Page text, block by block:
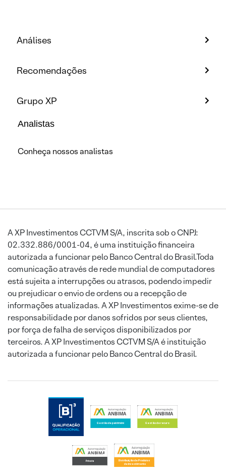
Análises
Recomendações
Grupo XP
Analistas
Conheça nossos analistas
A XP Investimentos CCTVM S/A, inscrita sob o CNPJ:
02.332.886/0001-04, é uma instituição financeira
autorizada a funcionar pelo Banco Central do Brasil.Toda
comunicação através de rede mundial de computadores
está sujeita a interrupções ou atrasos, podendo impedir
ou prejudicar o envio de ordens ou a recepção de
informações atualizadas. A XP Investimentos exime-se de
responsabilidade por danos sofridos por seus clientes,
por força de falha de serviços disponibilizados por
terceiros. A XP Investimentos CCTVM S/A é instituição
autorizada a funcionar pelo Banco Central do Brasil.